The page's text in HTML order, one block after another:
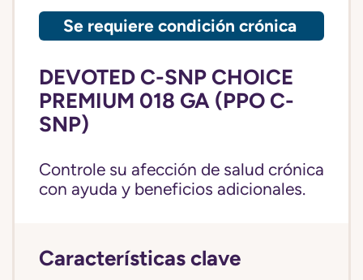
Se requiere condición crónica
DEVOTED C-SNP CHOICE
PREMIUM 018 GA (PPO C-
SNP)
Controle su afección de salud crónica
con ayuda y beneficios adicionales.
Características clave